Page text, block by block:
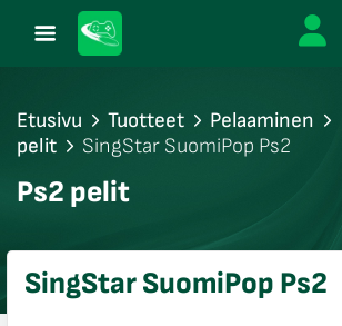
Etusivu Tuotteet Pelaaminen
pelit
SingStar SuomiPop Ps2
Ps2 pelit
SingStar SuomiPop Ps2
sulje
sulje